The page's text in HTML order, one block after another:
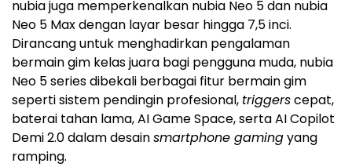
nubia juga memperkenalkan nubia Neo 5 dan nubia
Neo 5 Max dengan layar besar hingga 7,5 inci.
Dirancang untuk menghadirkan pengalaman
bermain gim kelas juara bagi pengguna muda, nubia
Neo 5 series dibekali berbagai fitur bermain gim
seperti sistem pendingin profesional, triggerscepat,
baterai tahan lama, AI Game Space, serta AI Copilot
Demi 2.0 dalam desainsmartphone gamingyang
ramping.